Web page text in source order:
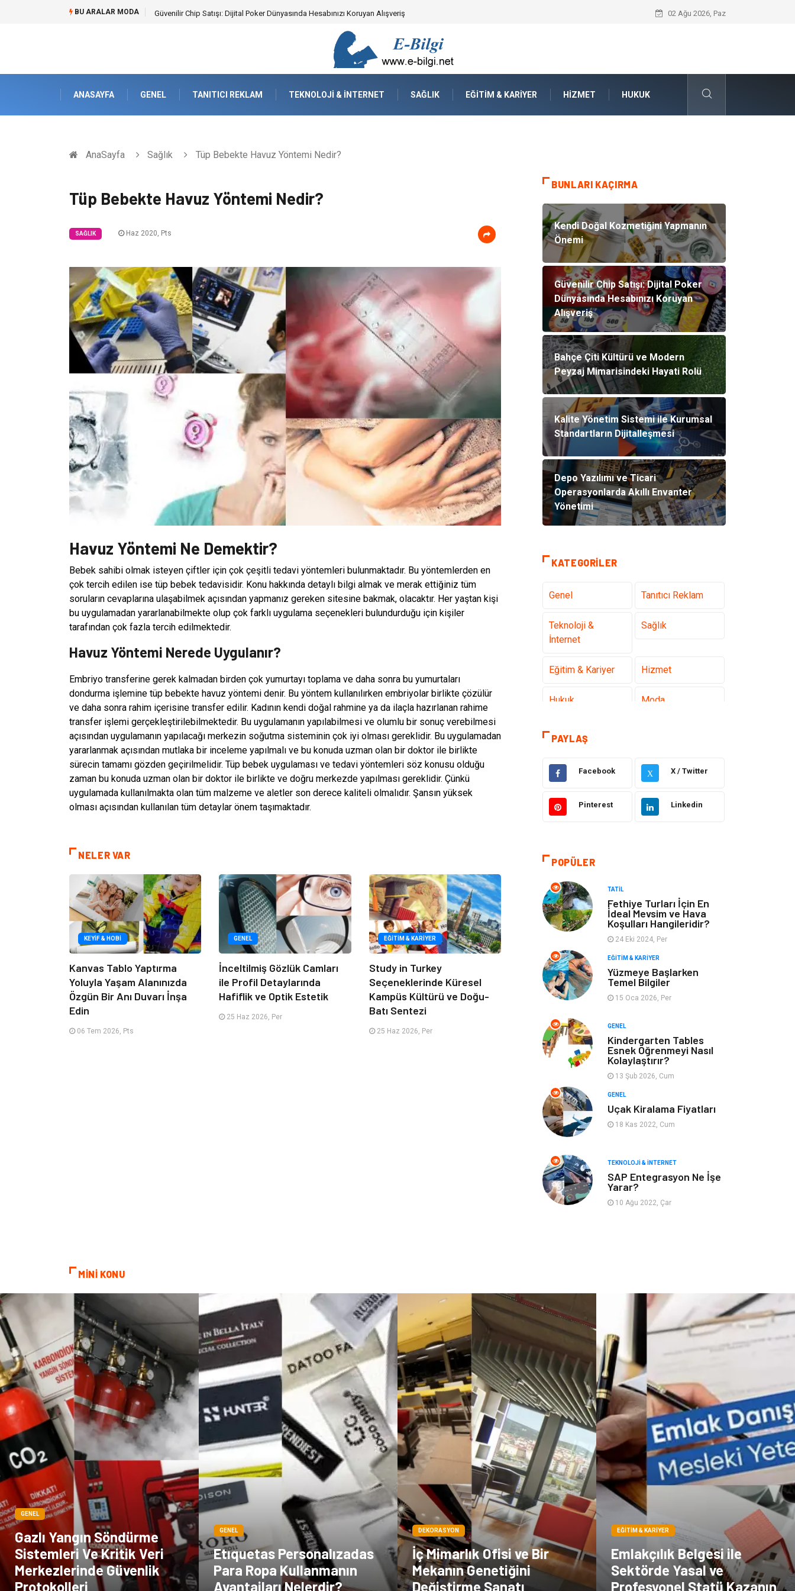
BU ARALAR MODA Bahçe Çiti Kültürü ve Modern Peyzaj Mimarisindeki Hayati Rolü Kalite Yönetim Sistemi ile Kurumsal
02 Ağu 2026, Paz
ANASAYFA GENEL TANITICI REKLAM TEKNOLOJI & İNTERNET SAĞLIK EĞITIM & KARIYER HIZMET HUKUK
AnaSayfa Sağlık Tüp Bebekte Havuz Yöntemi Nedir?
Tüp Bebekte Havuz Yöntemi Nedir?
SAĞLIK Haz 2020, Pts
Havuz Yöntemi Ne Demektir?
Bebek sahibi olmak isteyen çiftler için çok çeşitli tedavi yöntemleri bulunmaktadır. Bu yöntemlerden en
çok tercih edilen ise tüp bebek tedavisidir. Konu hakkında detaylı bilgi almak ve merak ettiğiniz tüm
soruların cevaplarına ulaşabilmek açısından yapmanız gereken sitesine bakmak, olacaktır. Her yaştan kişi
bu uygulamadan yararlanabilmekte olup çok farklı uygulama seçenekleri bulundurduğu için kişiler
tarafından çok fazla tercih edilmektedir.
Havuz Yöntemi Nerede Uygulanır?
Embriyo transferine gerek kalmadan birden çok yumurtayı toplama ve daha sonra bu yumurtaları
dondurma işlemine tüp bebekte havuz yöntemi denir. Bu yöntem kullanılırken embriyolar birlikte çözülür
ve daha sonra rahim içerisine transfer edilir. Kadının kendi doğal rahmine ya da ilaçla hazırlanan rahime
transfer işlemi gerçekleştirilebilmektedir. Bu uygulamanın yapılabilmesi ve olumlu bir sonuç verebilmesi
açısından uygulamanın yapılacağı merkezin soğutma sisteminin çok iyi olması gereklidir. Bu uygulamadan
yararlanmak açısından mutlaka bir inceleme yapılmalı ve bu konuda uzman olan bir doktor ile birlikte
sürecin tamamı gözden geçirilmelidir. Tüp bebek uygulaması ve tedavi yöntemleri söz konusu olduğu
zaman bu konuda uzman olan bir doktor ile birlikte ve doğru merkezde yapılması gereklidir. Çünkü
uygulamada kullanılmakta olan tüm malzeme ve aletler son derece kaliteli olmalıdır. Şansın yüksek
olması açısından kullanılan tüm detaylar önem taşımaktadır.
NELER VAR
KEYIF & HOBI
Kanvas Tablo Yaptırma
Yoluyla Yaşam Alanınızda
Özgün Bir Anı Duvarı İnşa
Edin
06 Tem 2026, Pts
GENEL
İnceltilmiş Gözlük Camları
ile Profil Detaylarında
Hafiflik ve Optik Estetik
25 Haz 2026, Per
EĞITIM & KARIYER
Study in Turkey
Seçeneklerinde Küresel
Kampüs Kültürü ve Doğu-
Batı Sentezi
25 Haz 2026, Per
BUNLARI KAÇIRMA
Kendi Doğal Kozmetiğini Yapmanın
Önemi
Güvenilir Chip Satışı: Dijital Poker
Dünyasında Hesabınızı Koruyan
Alışveriş
Bahçe Çiti Kültürü ve Modern
Peyzaj Mimarisindeki Hayati Rolü
Kalite Yönetim Sistemi ile Kurumsal
Standartların Dijitalleşmesi
Depo Yazılımı ve Ticari
Operasyonlarda Akıllı Envanter
Yönetimi
KATEGORILER
Genel Tanıtıcı Reklam
Teknoloji &
İnternet
Sağlık
Eğitim & Kariyer Hizmet
Hukuk Moda
Gündem
Genel Kültür
Metal Evlilik Rehberi
Finans & Ekonomi
Yeme & İçme Anne & Çocuk
Ev İşleri Gayrimenkul
Organizasyon
Astroloji Aksesuar
Mobilya
Bebek Giyim saç dökülmesi
saç bakımı
kozmetiğin püf
noktaları
Spor Malzemeleri
PAYLAŞ
Facebook X X / Twitter
Pinterest Linkedin
POPÜLER
TATIL
Fethiye Turları İçin En
İdeal Mevsim ve Hava
Koşulları Hangileridir?
24 Eki 2024, Per
EĞITIM & KARIYER
Yüzmeye Başlarken
Temel Bilgiler
15 Oca 2026, Per
GENEL
Kindergarten Tables
Esnek Öğrenmeyi Nasıl
Kolaylaştırır?
13 Şub 2026, Cum
GENEL
Uçak Kiralama Fiyatları
18 Kas 2022, Cum
TEKNOLOJI & İNTERNET
SAP Entegrasyon Ne İşe
Yarar?
10 Ağu 2022, Çar
MİNİ KONU
GENEL
Gazlı Yangın Söndürme
Sistemleri Ve Kritik Veri
Merkezlerinde Güvenlik
Protokolleri
GENEL
Etıquetas Personalızadas
Para Ropa Kullanmanın
Avantajları Nelerdir?
DEKORASYON
İç Mimarlık Ofisi ve Bir
Mekanın Genetiğini
Değiştirme Sanatı
EĞITIM & KARIYER
Emlakçılık Belgesi ile
Sektörde Yasal ve
Profesyonel Statü Kazanın